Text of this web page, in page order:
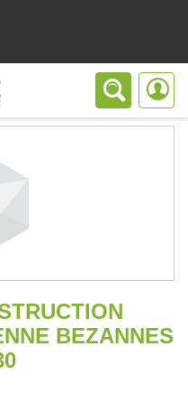
BEZANNES